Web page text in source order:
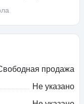
продажа
Не указано